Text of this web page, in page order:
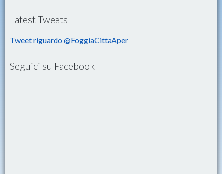
Latest Tweets
Tweet riguardo @FoggiaCittaAper
Seguici su Facebook